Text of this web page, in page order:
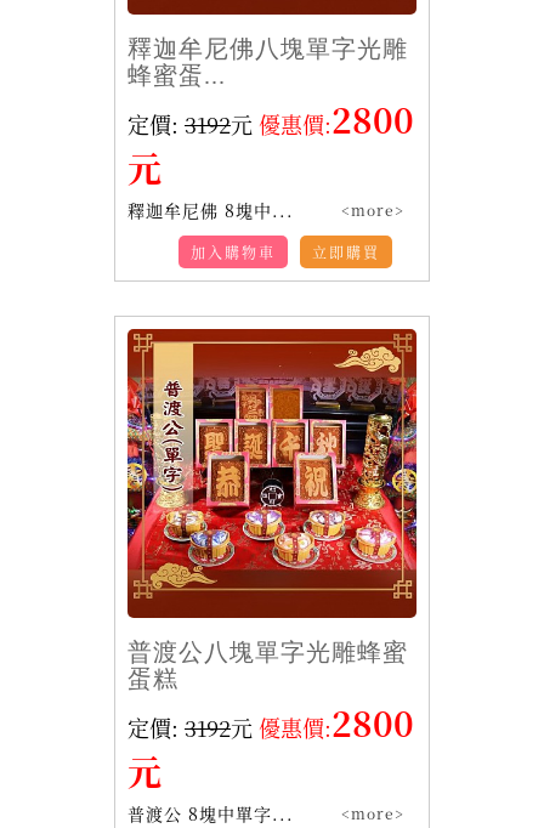
釋迦牟尼佛八塊單字光雕
蜂蜜蛋...
定價: 3192元 優惠價:2800
元
釋迦牟尼佛 8塊中... <more>
立即購買
加入購物車
普渡公八塊單字光雕蜂蜜
蛋糕
定價: 3192元 優惠價:2800
元
普渡公 8塊中單字... <more>